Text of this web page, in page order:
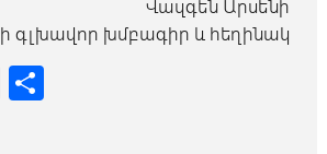
Վազգեն Արսենի
գլխավոր խմբագիր և հեղինակ
EmailShare